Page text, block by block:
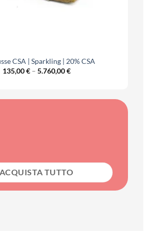
ACQUISTA TUTTO
CSA | Sparkling | 20% CSA
135,00€ – 5.760,00€Price